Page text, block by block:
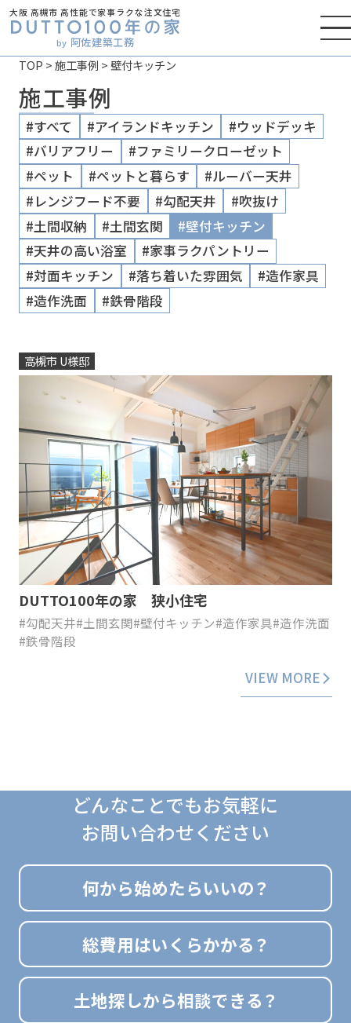
大阪 高槻市 高性能で家事ラクな注文住宅
by 阿佐建築工務
TOP >施工事例 >壁付キッチン
施工事例
#すべて #アイランドキッチン
#ウッドデッキ
#バリアフリー
#ファミリークローゼット
#ペット
#ペットと暮らす
#ルーバー天井
#レンジフード不要
#勾配天井
#吹抜け
#土間収納
#土間玄関
#壁付キッチン
#天井の高い浴室
#家事ラクパントリー
#対面キッチン
#落ち着いた雰囲気
#造作家具
#造作洗面
#鉄骨階段
高槻市 U様邸
DUTTO100年の家 狭小住宅
#勾配天井#土間玄関#壁付キッチン#造作家具#造作洗面
#鉄骨階段
VIEW MORE
どんなことでもお気軽に
お問い合わせください
何から始めたらいいの？
総費用はいくらかかる？
土地探しから相談できる？